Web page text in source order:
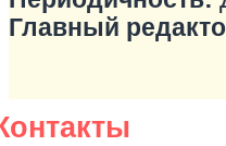
Главный